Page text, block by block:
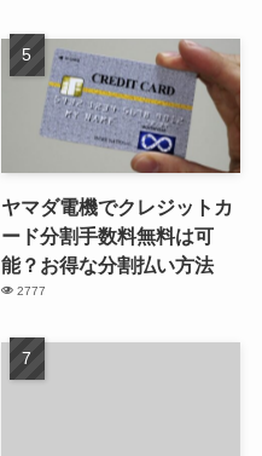
ヤマダ電機でクレジットカ
ード分割手数料無料は可
能？お得な分割払い方法
2777